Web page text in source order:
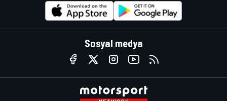
Sosyal medya